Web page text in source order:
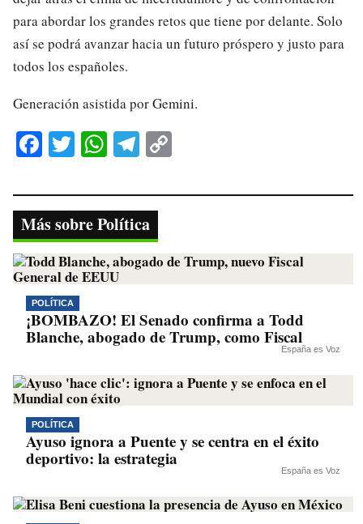
para abordar los grandes retos que tiene por delante. Solo
así se podrá avanzar hacia un futuro próspero y justo para
todos los españoles.
Generación asistida por Gemini.
Fa
bo
ok
T
tte
r
W
ts
A
pp
Te
gr
a
m
y
nk
Más sobre Política
POLÍTICA
¡BOMBAZO! El Senado confirma a Todd
Blanche, abogado de Trump, como Fiscal
España es Voz
POLÍTICA
Ayuso ignora a Puente y se centra en el éxito
deportivo: la estrategia
España es Voz